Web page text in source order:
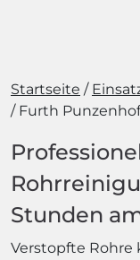
Startseite
Furth
Stunden
Verstopfte Rohre